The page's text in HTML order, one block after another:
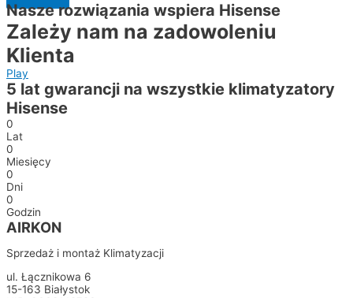
Nasze rozwiązania wspiera Hisense
Zależy nam na zadowoleniu
Klienta
Play
5 lat gwarancji na wszystkie klimatyzatory
Hisense
0
Lat
0
Miesięcy
0
Dni
0
Godzin
AIRKON
Sprzedaż i montaż Klimatyzacji
ul. Łącznikowa 6
15-163 Białystok